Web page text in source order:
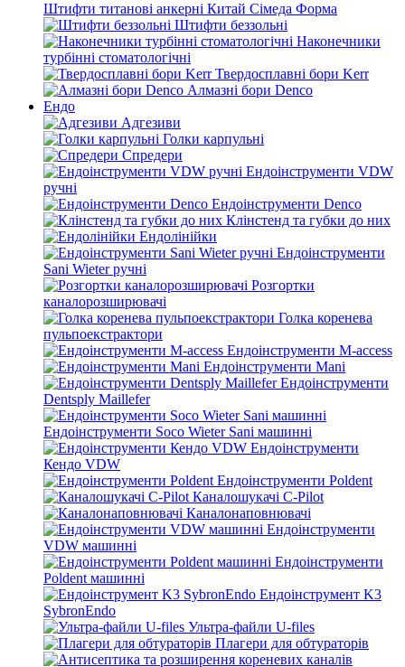
Штифти титанові анкерні Китай Сімеда Форма
Штифти беззольні
Наконечники
турбінні стоматологічні
Твердосплавні бори Kerr
Алмазні бори Denco
Ендо
Адгезиви
Голки карпульні
Спредери
Ендоінструменти VDW
ручні
Ендоінструменти Denco
Клінстенд та губки до них
Ендолінійки
Ендоінструменти
Sani Wieter ручні
Розгортки
каналорозширювачі
Голка коренева
пульпоекстрактори
Ендоінструменти M-access
Ендоінструменти Mani
Ендоінструменти
Dentsply Maillefer
Ендоінструменти Soco Wieter Sani машинні
Ендоінструменти
Кендо VDW
Ендоінструменти Poldent
Каналошукачі C-Pilot
Каналонаповнювачі
Ендоінструменти
VDW машинні
Ендоінструменти
Poldent машинні
Ендоінструмент K3
SybronEndo
Ультра-файли U-files
Плагери для обтураторів